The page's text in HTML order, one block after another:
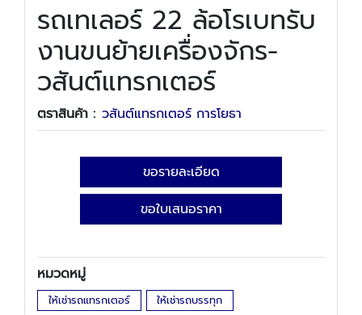
รถเทเลอร์ 22 ล้อโรเบทรับ
งานขนย้ายเครื่องจักร-
วสันต์แทรกเตอร์
ตราสินค้า : วสันต์แทรกเตอร์ การโยธา
ขอรายละเอียด
ขอใบเสนอราคา
หมวดหมู่
ให้เช่ารถแทรกเตอร์ ให้เช่ารถบรรทุก